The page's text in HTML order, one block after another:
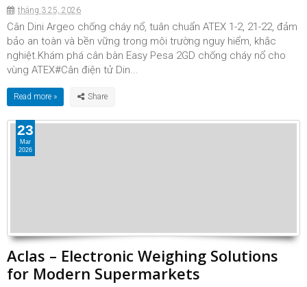
tháng 3 25, 2026
Cân Dini Argeo chống cháy nổ, tuân chuẩn ATEX 1-2, 21-22, đảm
bảo an toàn và bền vững trong môi trường nguy hiểm, khắc
nghiệt.Khám phá cân bàn Easy Pesa 2GD chống cháy nổ cho
vùng ATEX#Cân điện tử Din...
Read more »
Aclas – Electronic Weighing Solutions
for Modern Supermarkets
23
Mar
2026